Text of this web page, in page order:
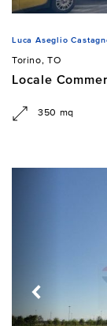
Luca Aseglio
Torino, TO
Locale
350 mq